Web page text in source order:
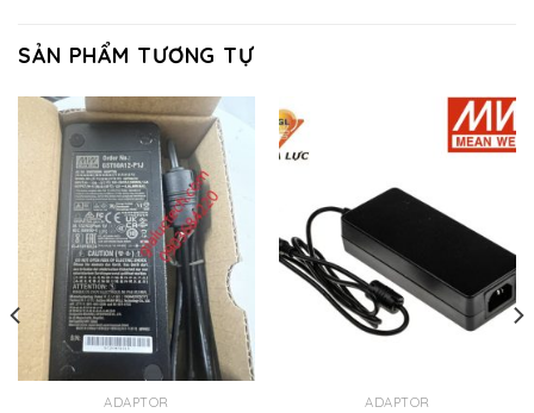
SẢN PHẨM TƯƠNG TỰ
ADAPTOR ADAPTOR